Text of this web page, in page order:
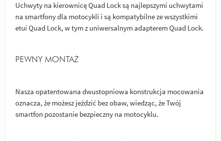
Uchwyty na kierownicę Quad Lock są najlepszymi uchwytami
na smartfony dla motocykli i są kompatybilne ze wszystkimi
etui Quad Lock, w tym z uniwersalnym adapterem Quad Lock.
PEWNY MONTAŻ
Nasza opatentowana dwustopniowa konstrukcja mocowania
oznacza, że możesz jeździć bez obaw, wiedząc, że Twój
smartfon pozostanie bezpieczny na motocyklu.